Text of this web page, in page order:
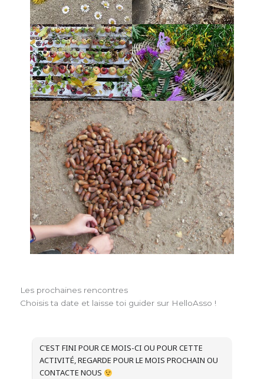
Les prochaines rencontres
Choisis ta date et laisse toi guider sur HelloAsso !
C'EST FINI POUR CE MOIS-CI OU POUR CETTE
ACTIVITÉ, REGARDE POUR LE MOIS PROCHAIN OU
CONTACTE NOUS